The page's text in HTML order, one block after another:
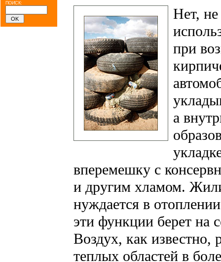
ПОИСК:
Нет,
при
а
вперемешку с
и другим хламом.
нуждается в
эти функции берет на
Воздух, как известно,
теплых областей в